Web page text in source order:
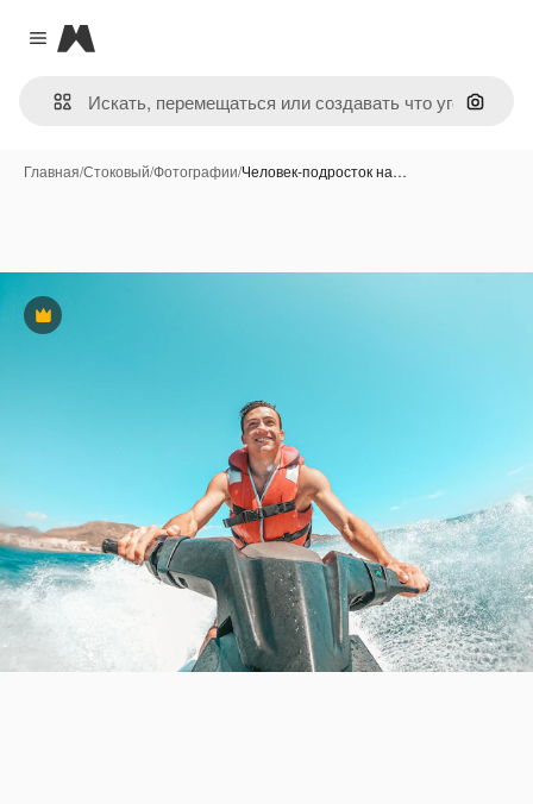
Close menu
Magnific
Поиск
Главная/Стоковый/Фотографии/Человек-подросток на…
Премиум